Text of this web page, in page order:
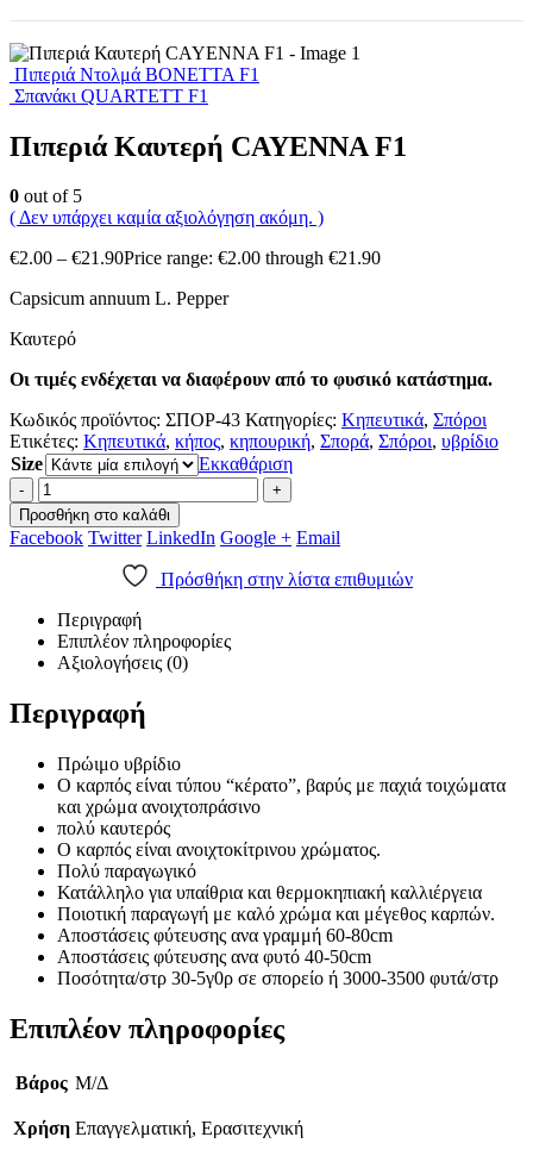
Πιπεριά Ντολμά BONETTA F1
Σπανάκι QUARTETT F1
Πιπεριά Καυτερή CAYENNA F1
0 out of 5
( Δεν υπάρχει καμία αξιολόγηση ακόμη. )
€2.00 – €21.90Price range: €2.00 through €21.90
Capsicum annuum L. Pepper
Καυτερό
Οι τιμές ενδέχεται να διαφέρουν από το φυσικό κατάστημα.
Κωδικός προϊόντος: ΣΠΟΡ-43 Κατηγορίες: Κηπευτικά, Σπόροι
Ετικέτες: Κηπευτικά, κήπος, κηπουρική, Σπορά, Σπόροι, υβρίδιο
Size
Εκκαθάριση
-
+
Προσθήκη στο καλάθι
Facebook Twitter LinkedIn Google + Email
Πρόσθήκη στην λίστα επιθυμιών
Περιγραφή
Επιπλέον πληροφορίες
Αξιολογήσεις (0)
Περιγραφή
Πρώιμο υβρίδιο
Ο καρπός είναι τύπου “κέρατο”, βαρύς με παχιά τοιχώματα
και χρώμα ανοιχτοπράσινο
πολύ καυτερός
Ο καρπός είναι ανοιχτοκίτρινου χρώματος.
Πολύ παραγωγικό
Κατάλληλο για υπαίθρια και θερμοκηπιακή καλλιέργεια
Ποιοτική παραγωγή με καλό χρώμα και μέγεθος καρπών.
Αποστάσεις φύτευσης ανα γραμμή 60-80cm
Αποστάσεις φύτευσης ανα φυτό 40-50cm
Ποσότητα/στρ 30-5γ0ρ σε σπορείο ή 3000-3500 φυτά/στρ
Επιπλέον πληροφορίες
Βάρος Μ/Δ
Χρήση Επαγγελματική, Ερασιτεχνική